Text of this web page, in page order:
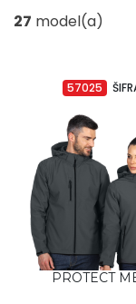
27 model(a)
57025
PROTECT
Upaljači
Tech portfolio
Kompjuterska